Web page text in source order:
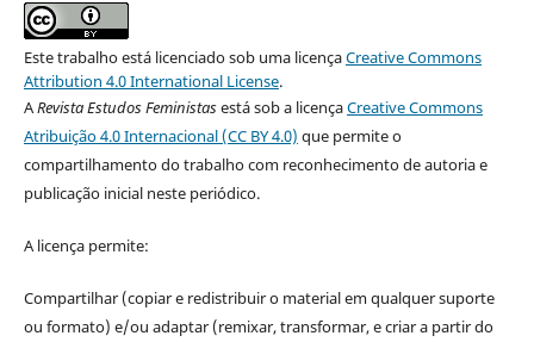
Este trabalho está licenciado sob uma licençaCreative Commons
Attribution 4.0 International License.
ARevista Estudos Feministasestá sob a licençaCreative Commons
Atribuição 4.0 Internacional (CC BY 4.0) que permite o
compartilhamento do trabalho com reconhecimento de autoria e
publicação inicial neste periódico.
A licença permite:
Compartilhar (copiar e redistribuir o material em qualquer suporte
ou formato) e/ou adaptar (remixar, transformar, e criar a partir do